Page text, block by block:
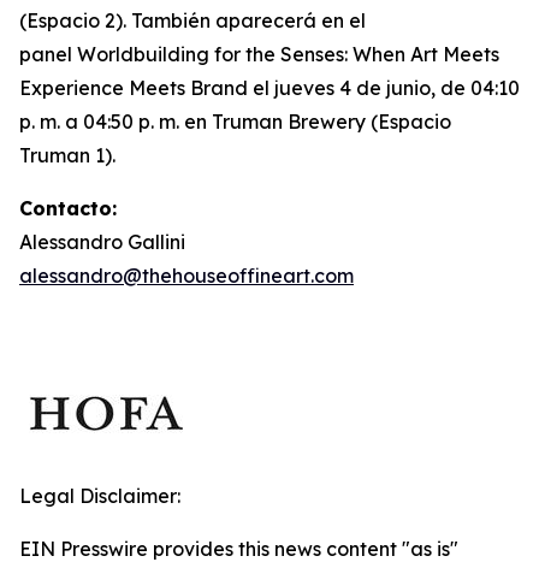
(Espacio 2). También aparecerá en el
panel Worldbuilding for the Senses: When Art Meets
Experience Meets Brand el jueves 4 de junio, de 04:10
p. m. a 04:50 p. m. en Truman Brewery (Espacio
Truman 1).
Contacto:
Alessandro Gallini
alessandro@thehouseoffineart.com
Legal Disclaimer:
EIN Presswire provides this news content "as is"